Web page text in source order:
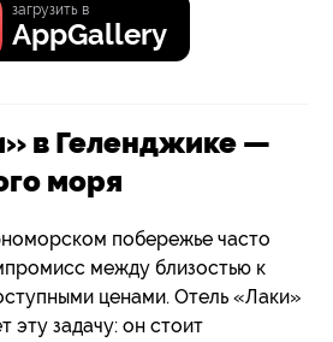
загрузить в
AppGallery
в Геленджике —
моря
побережье часто
между близостью к
ценами. Отель «Лаки»
эту задачу: он стоит